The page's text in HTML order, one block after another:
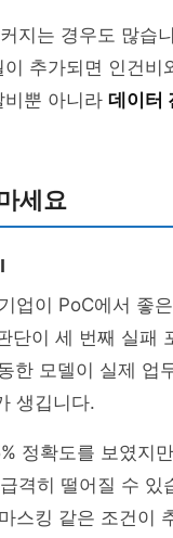
지는 경우도 많습
추가되면 인건비
뿐 아니라 데이터
세요
업이 PoC에서 좋
단이 세 번째 실패
한 모델이 실제 업
생깁니다.
정확도를 보였지
격히 떨어질 수 있
스킹 같은 조건이